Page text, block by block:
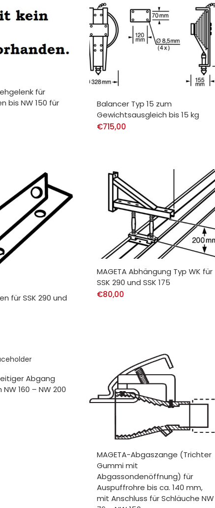
für
bis NW 150 für
Balancer Typ 15 zum
Gewichtsausgleich bis 15 kg
€715,00
für SSK 290 und
MAGETA Abhängung Typ WK für
SSK 290 und SSK 175
€80,00
Abgang
160 – NW 200
MAGETA-Abgaszange (Trichter
Gummi mit
Abgassondenöffnung) für
Auspuffrohre bis ca. 140 mm,
mit Anschluss für Schläuche NW